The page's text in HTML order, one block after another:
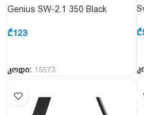
₾
Genius SW-2.1 350 Black
₾123
კოდი: 15573